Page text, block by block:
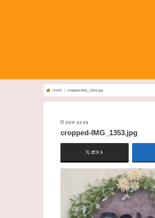
HOME cropped-IMG_1353.jpg
2017.03.28
cropped-IMG_1353.jpg
ポスト